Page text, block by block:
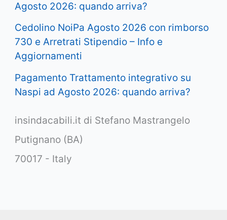
Agosto 2026: quando arriva?
Cedolino NoiPa Agosto 2026 con rimborso
730 e Arretrati Stipendio – Info e
Aggiornamenti
Pagamento Trattamento integrativo su
Naspi ad Agosto 2026: quando arriva?
insindacabili.it di Stefano Mastrangelo
Putignano (BA)
70017 - Italy